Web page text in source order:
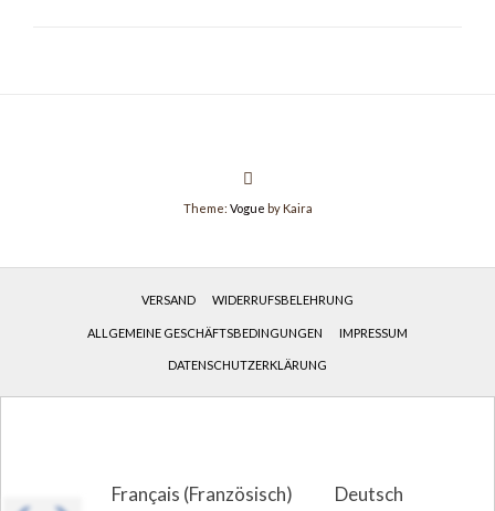
Theme: Vogue by Kaira
VERSAND WIDERRUFSBELEHRUNG
ALLGEMEINE GESCHÄFTSBEDINGUNGEN IMPRESSUM
DATENSCHUTZERKLÄRUNG
Français (Französisch) Deutsch